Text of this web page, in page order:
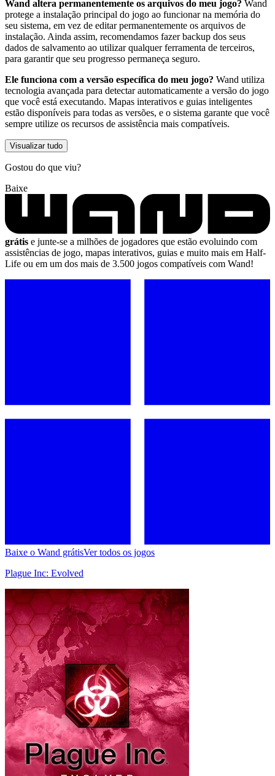
Wand altera permanentemente os arquivos do meu jogo? Wand
protege a instalação principal do jogo ao funcionar na memória do
seu sistema, em vez de editar permanentemente os arquivos de
instalação. Ainda assim, recomendamos fazer backup dos seus
dados de salvamento ao utilizar qualquer ferramenta de terceiros,
para garantir que seu progresso permaneça seguro.
Ele funciona com a versão específica do meu jogo? Wand utiliza
tecnologia avançada para detectar automaticamente a versão do jogo
que você está executando. Mapas interativos e guias inteligentes
estão disponíveis para todas as versões, e o sistema garante que você
sempre utilize os recursos de assistência mais compatíveis.
Visualizar tudo
Gostou do que viu?
Baixe
grátis e junte-se a milhões de jogadores que estão evoluindo com
assistências de jogo, mapas interativos, guias e muito mais em Half-
Life ou em um dos mais de 3.500 jogos compatíveis com Wand!
Baixe o Wand grátisVer todos os jogos
Plague Inc: Evolved